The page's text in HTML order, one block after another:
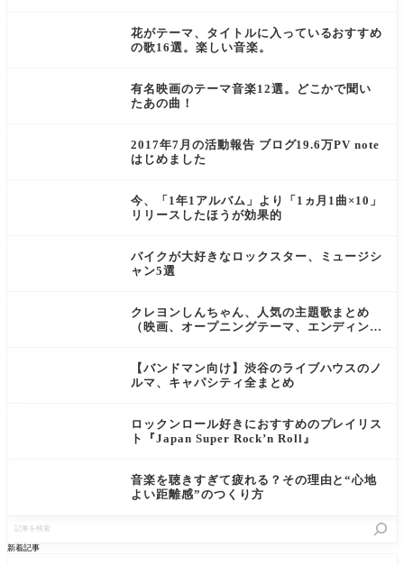
を
新着記事
花がテーマ、タイトルに入っているおすすめ
の歌16選。楽しい音楽。
有名映画のテーマ音楽12選。どこかで聞い
たあの曲！
2017年7月の活動報告 ブログ19.6万PV note
はじめました
今、「1年1アルバム」より「1ヵ月1曲×10」
リリースしたほうが効果的
バイクが大好きなロックスター、ミュージシ
ャン5選
クレヨンしんちゃん、人気の主題歌まとめ
（映画、オープニングテーマ、エンディング
【バンドマン向け】渋谷のライブハウスのノ
ルマ、キャパシティ全まとめ
ロックンロール好きにおすすめのプレイリス
ト『Japan Super Rock’n Roll』
音楽を聴きすぎて疲れる？その理由と“心地
よい距離感”のつくり方